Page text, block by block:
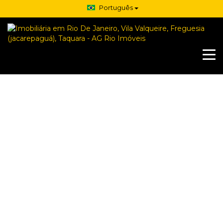
Português